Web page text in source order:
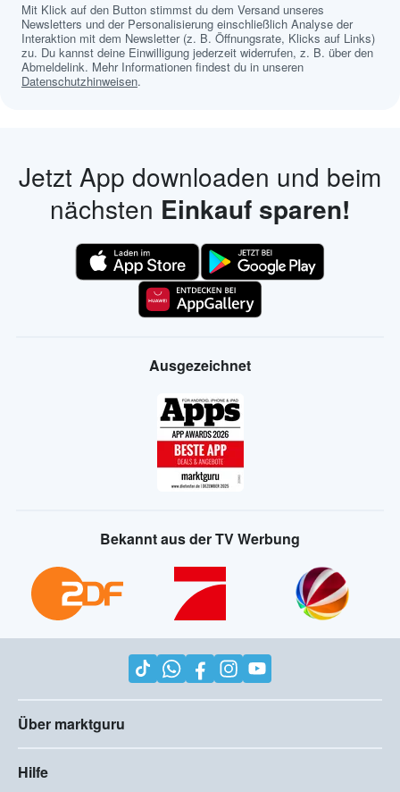
Mit Klick auf den Button stimmst du dem Versand unseres
Newsletters und der Personalisierung einschließlich Analyse der
Interaktion mit dem Newsletter (z. B. Öffnungsrate, Klicks auf Links)
zu. Du kannst deine Einwilligung jederzeit widerrufen, z. B. über den
Abmeldelink. Mehr Informationen findest du in unseren
Datenschutzhinweisen.
Jetzt App downloaden und beim
nächsten Einkauf sparen!
Ausgezeichnet
Bekannt aus der TV Werbung
Über marktguru
Hilfe